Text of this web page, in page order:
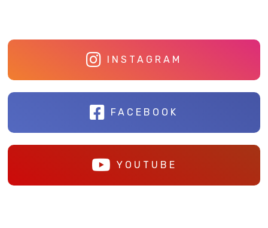
INSTAGRAM
FACEBOOK
YOUTUBE